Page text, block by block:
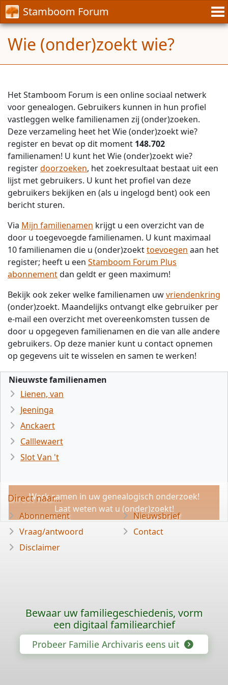
Stamboom Forum
Wie (onder)zoekt wie?
Het Stamboom Forum is een online sociaal netwerk
voor genealogen. Gebruikers kunnen in hun profiel
vastleggen welke familienamen zij (onder)zoeken.
Deze verzameling heet het Wie (onder)zoekt wie?
register en bevat op dit moment 148.702
familienamen! U kunt het Wie (onder)zoekt wie?
registerdoorzoeken, het zoekresultaat bestaat uit een
lijst met gebruikers. U kunt het profiel van deze
gebruikers bekijken en (als u ingelogd bent) ook een
bericht sturen.
Via Mijn familienamen krijgt u een overzicht van de
door u toegevoegde familienamen. U kunt maximaal
10 familienamen die u (onder)zoekttoevoegen aan het
register; heeft u een Stamboom Forum Plus
abonnementdan geldt er geen maximum!
Bekijk ook zeker welke familienamen uwvriendenkring
(onder)zoekt. Maandelijks ontvangt elke gebruiker per
e-mail een overzicht met overeenkomsten tussen de
door u opgegeven familienamen en die van alle andere
gebruikers. Op deze manier kunt u contact opnemen
op gegevens uit te wisselen en samen te werken!
Nieuwste familienamen
Lienen, van
Jeeninga
Anckaert
Calllewaert
Slot Van 't
Werk samen in uw genealogisch onderzoek!
Laat weten wat u (onder)zoekt!
Direct naar...
Abonnement
Vraag/antwoord
Disclaimer
Nieuwsbrief
Contact
Bewaar uw familiegeschiedenis, vorm
een digitaal familiearchief
Probeer Familie Archivaris eens uit